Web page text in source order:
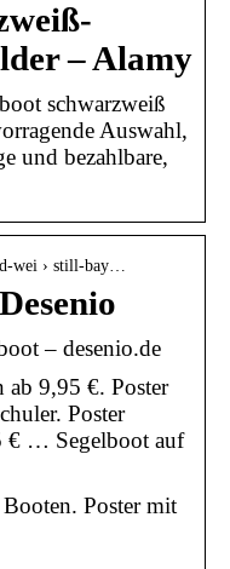
– Alamy
schwarzweiß
Auswahl,
und bezahlbare,
wei › still-bay…
– desenio.de
ab 9,95 €. Poster
Poster
€ … Segelboot auf
Poster mit